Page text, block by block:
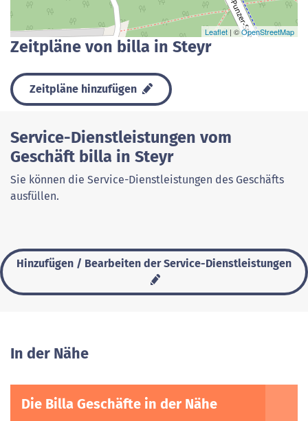
Leaflet | ©OpenStreetMap
Zeitpläne von billa in Steyr
Zeitpläne hinzufügen
Service-Dienstleistungen vom
Geschäft billa in Steyr
Sie können die Service-Dienstleistungen des Geschäfts
ausfüllen.
Hinzufügen / Bearbeiten der Service-Dienstleistungen
In der Nähe
Die Billa Geschäfte in der Nähe